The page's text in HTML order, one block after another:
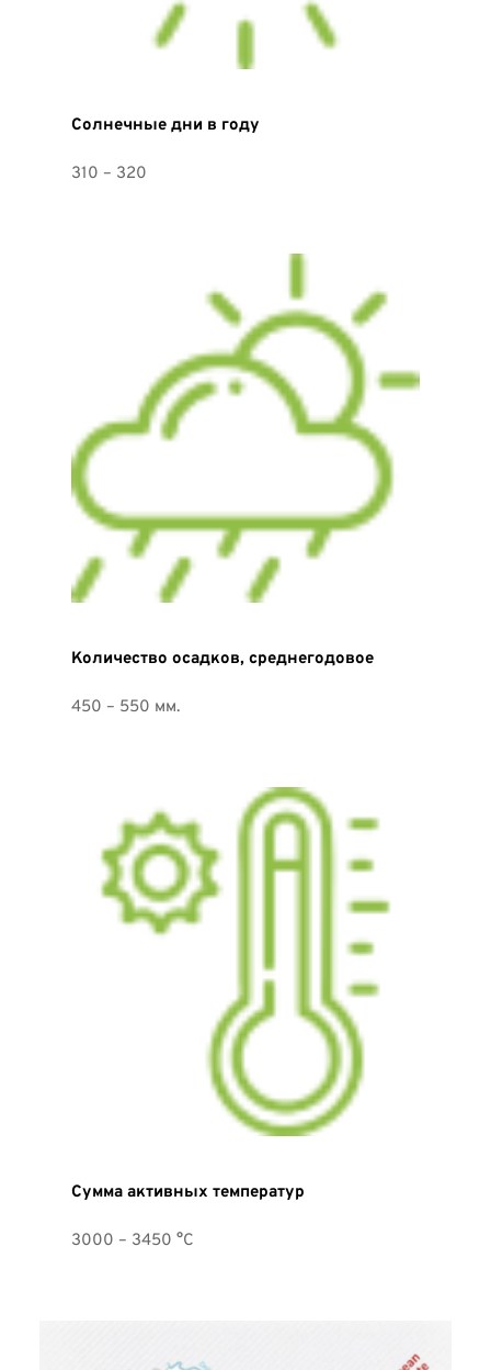
Солнечные дни в году
310 – 320
Количество осадков, среднегодовое
450 – 550 мм.
Сумма активных температур
3000 – 3450 °C